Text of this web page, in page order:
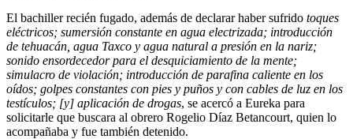
El bachiller recién fugado, además de declarar haber sufrido toques
eléctricos; sumersión constante en agua electrizada; introducción
de tehuacán, agua Taxco y agua natural a presión en la nariz;
sonido ensordecedor para el desquiciamiento de la mente;
simulacro de violación; introducción de parafina caliente en los
oídos; golpes constantes con pies y puños y con cables de luz en los
testículos; [y] aplicación de drogas, se acercó a Eureka para
solicitarle que buscara al obrero Rogelio Díaz Betancourt, quien lo
acompañaba y fue también detenido.